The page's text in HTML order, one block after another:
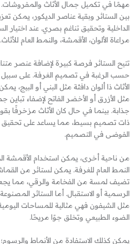
مهمًا في تكميل جمال الأثاث والمفروشات.
بين الستائر وبقية عناصر الديكور، يمكن
الداخلية وتحقيق تناغم بصري. عند اختيار
مراعاة الألوان، الأقمشة، والنمط العام للأثاث.
تتيح الستائر فرصة كبيرة لإضافة عنصر
حسب الرغبة في تصميم الغرفة. على سبيل
الأثاث ذا ألوان دافئة مثل البني أو البيج، يمكن
مثل الأزرق أو الأخضر الفاتح لإضفاء تباين
جذابة. بينما في حال كان الأثاث مزخرفًا
ذات تصميم بسيط، مما يساعد على تحقيق
الفوضى في التصميم.
من ناحية أخرى، يمكن استخدام الأقمشة
النمط العام للغرفة. يمكن لستائر من
تضيف لمسة من الفخامة والرقي، مما
الرسمية أو الاستقبال. أما الستائر
مثل الشيفون فهي مثالية للمساحات
الضوء الطبيعي وتخلق جوًا مريحًا.
يمكن كذلك الاستفادة من الأنماط والرسوم؛